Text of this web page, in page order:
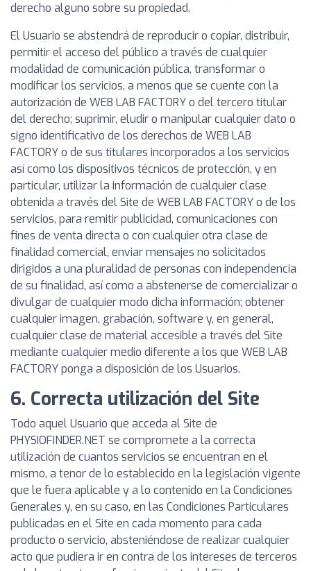
derecho alguno sobre su propiedad.
El Usuario se abstendrá de reproducir o copiar, distribuir,
permitir el acceso del público a través de cualquier
modalidad de comunicación pública, transformar o
modificar los servicios, a menos que se cuente con la
autorización de WEB LAB FACTORY o del tercero titular
del derecho; suprimir, eludir o manipular cualquier dato o
signo identificativo de los derechos de WEB LAB
FACTORY o de sus titulares incorporados a los servicios
así como los dispositivos técnicos de protección, y en
particular, utilizar la información de cualquier clase
obtenida a través del Site de WEB LAB FACTORY o de los
servicios, para remitir publicidad, comunicaciones con
fines de venta directa o con cualquier otra clase de
finalidad comercial, enviar mensajes no solicitados
dirigidos a una pluralidad de personas con independencia
de su finalidad, así como a abstenerse de comercializar o
divulgar de cualquier modo dicha información; obtener
cualquier imagen, grabación, software y, en general,
cualquier clase de material accesible a través del Site
mediante cualquier medio diferente a los que WEB LAB
FACTORY ponga a disposición de los Usuarios.
6. Correcta utilización del Site
Todo aquel Usuario que acceda al Site de
PHYSIOFINDER.NET se compromete a la correcta
utilización de cuantos servicios se encuentran en el
mismo, a tenor de lo establecido en la legislación vigente
que le fuera aplicable y a lo contenido en la Condiciones
Generales y, en su caso, en las Condiciones Particulares
publicadas en el Site en cada momento para cada
producto o servicio, absteniéndose de realizar cualquier
acto que pudiera ir en contra de los intereses de terceros